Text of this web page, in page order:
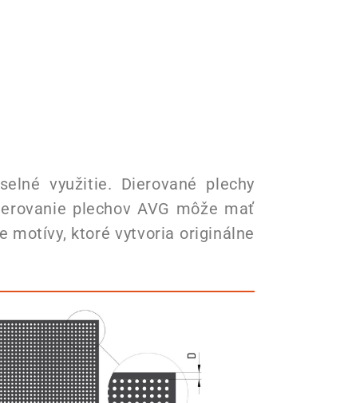
využitie. Dierované plechy
plechov AVG môže mať
motívy, ktoré vytvoria originálne